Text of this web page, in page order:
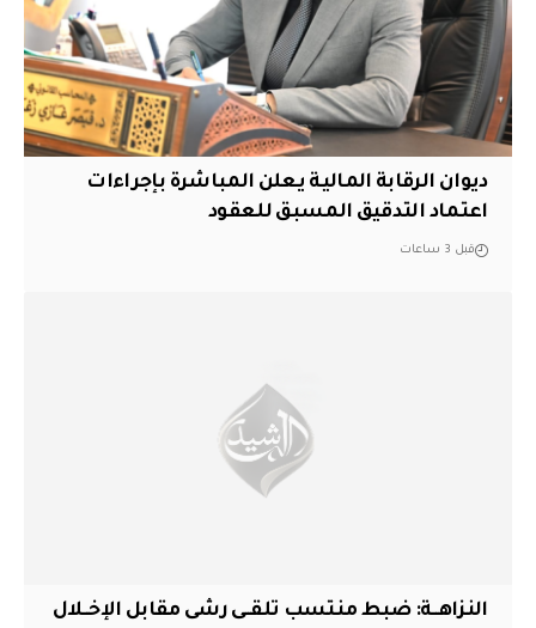
ديوان الرقابة المالية يعلن المباشرة بإجراءات
اعتماد التدقيق المسبق للعقود
قبل 3 ساعات
النزاهــة: ضبط منتسب تلقــى رشى مقابل الإخــلال